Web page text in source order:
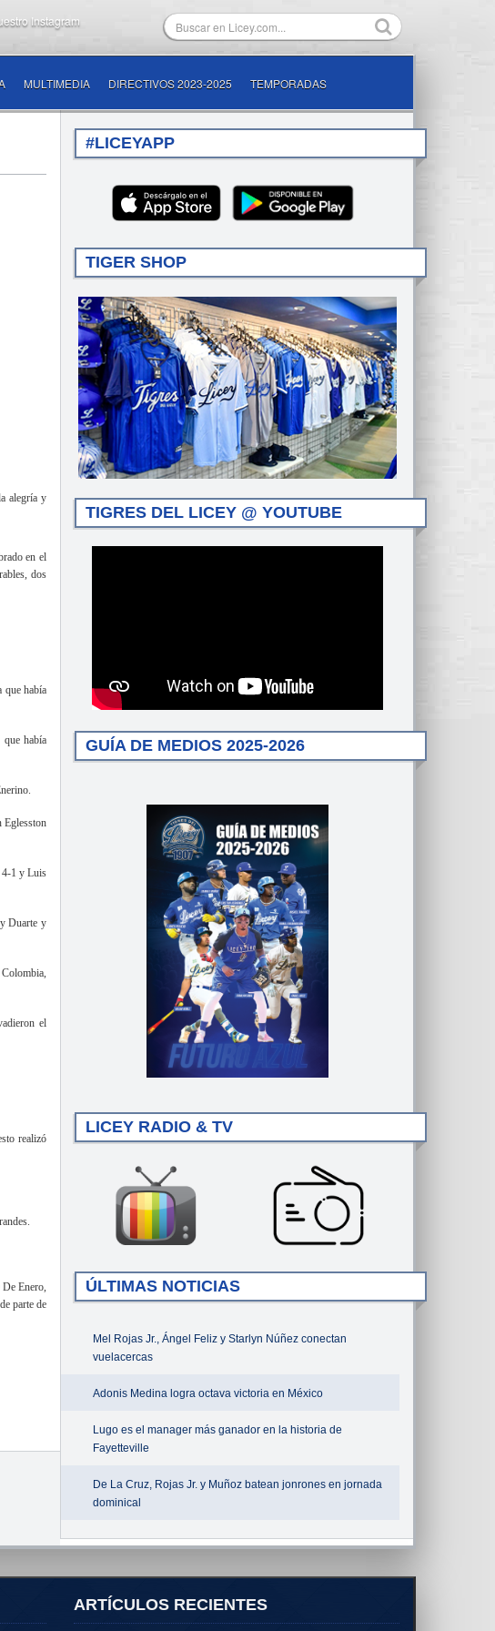
Instagram
MULTIMEDIA DIRECTIVOS 2023-2025 TEMPORADAS
alegría y
en el
dos
que había
había
Eglesston
4-1 y Luis
Duarte y
el
realizó
Enero,
parte de
#LICEYAPP
TIGER SHOP
TIGRES DEL LICEY @ YOUTUBE
GUÍA DE MEDIOS 2025-2026
LICEY RADIO & TV
ÚLTIMAS NOTICIAS
Mel Rojas Jr., Ángel Feliz y Starlyn Núñez conectan
vuelacercas
Adonis Medina logra octava victoria en México
Lugo es el manager más ganador en la historia de
Fayetteville
De La Cruz, Rojas Jr. y Muñoz batean jonrones en jornada
dominical
ARTÍCULOS RECIENTES